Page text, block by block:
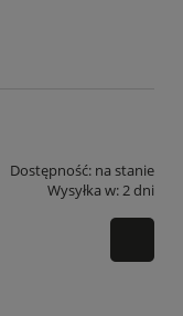
Dostępność: na stanie
Wysyłka w:2 dni